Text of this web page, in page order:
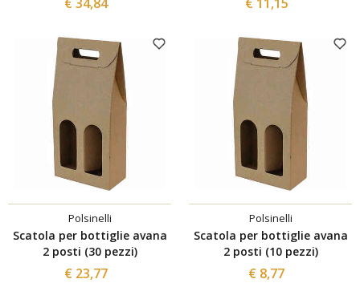
Polsinelli
Scatola per bottiglie avana
2 posti (30 pezzi)
€ 23,77
Polsinelli
Scatola per bottiglie avana
2 posti (10 pezzi)
€ 8,77